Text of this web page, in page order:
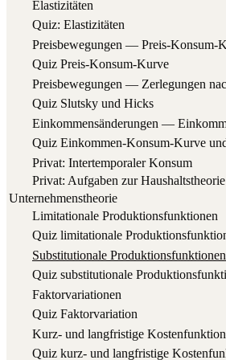
Elas­ti­zi­tä­ten
Quiz: Elas­ti­zi­tä­ten
Preis­be­we­gun­gen — Preis-Konsum-
Quiz Preis-Kon­sum-Kur­ve
Preis­be­we­gun­gen — Zer­le­gun­gen
Quiz Slut­sky und Hicks
Ein­kom­mens­än­de­run­gen —
Quiz Ein­kom­men-Kon­sum-Kur­ve
Pri­vat: Inter­tem­po­ra­ler Konsum
Pri­vat: Auf­ga­ben zur Haushaltstheorie
Unternehmenstheorie
Limi­ta­tio­na­le Produktionsfunktionen
Quiz limi­ta­tio­na­le
Sub­sti­tu­tio­na­le Produktionsfunktionen
Quiz sub­sti­tu­tio­na­le
Fak­tor­va­ria­tio­nen
Quiz Fak­tor­va­ria­ti­on
Kurz- und lang­fris­ti­ge
Quiz kurz- und lang­fris­ti­ge